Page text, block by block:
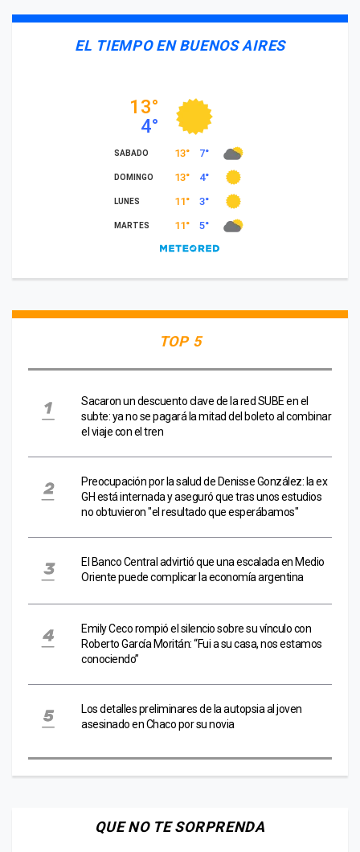
EL TIEMPO EN BUENOS AIRES
TOP 5
Sacaron un descuento clave de la red SUBE en el
subte: ya no se pagará la mitad del boleto al combinar
el viaje con el tren
Preocupación por la salud de Denisse González: la ex
GH está internada y aseguró que tras unos estudios
no obtuvieron "el resultado que esperábamos"
El Banco Central advirtió que una escalada en Medio
Oriente puede complicar la economía argentina
Emily Ceco rompió el silencio sobre su vínculo con
Roberto García Moritán: “Fui a su casa, nos estamos
conociendo”
Los detalles preliminares de la autopsia al joven
asesinado en Chaco por su novia
QUE NO TE SORPRENDA